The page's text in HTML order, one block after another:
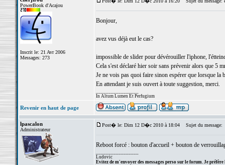
PowerBook d'Acajou
Inscrit le: 21 Avr 2006
Messages: 273
Bonjour,
avez vus déjà eut le cas?
impossible de slider pour dévérouiller l'iphone,
Cela s'est déclaré hier soir sans prévenir alors que 5
Je ne vois pas quoi faire sinon espérer que lorsque la
En attendant je suis ouvert à toute suggestion, merci.
In Altum Lumen Et Perfugium
Revenir en haut de page
lpascalon
Administrateur
Post� le: Dim 12 D�c 2010 à 18:04 Sujet du message:
Reboot forcé : bouton d'accueil + bouton de
Ludovic
Evitez de m'envoyer des messages perso sur le forum. Je préfère